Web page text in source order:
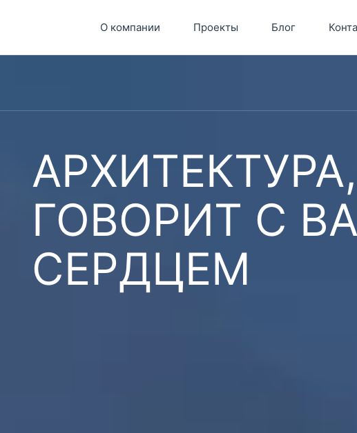
О компании Проекты Блог
ГОВОРИТ С
СЕРДЦЕМ